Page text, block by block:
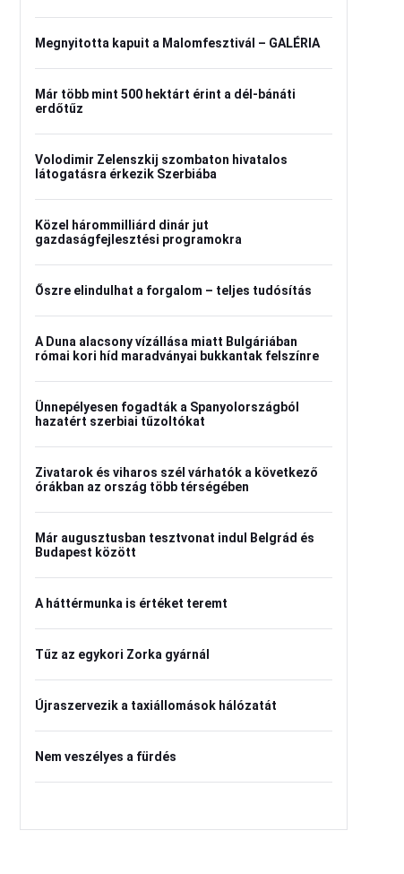
Megnyitotta kapuit a Malomfesztivál – GALÉRIA
Már több mint 500 hektárt érint a dél-bánáti
erdőtűz
Volodimir Zelenszkij szombaton hivatalos
látogatásra érkezik Szerbiába
Közel hárommilliárd dinár jut
gazdaságfejlesztési programokra
Őszre elindulhat a forgalom – teljes tudósítás
A Duna alacsony vízállása miatt Bulgáriában
római kori híd maradványai bukkantak felszínre
Ünnepélyesen fogadták a Spanyolországból
hazatért szerbiai tűzoltókat
Zivatarok és viharos szél várhatók a következő
órákban az ország több térségében
Már augusztusban tesztvonat indul Belgrád és
Budapest között
A háttérmunka is értéket teremt
Tűz az egykori Zorka gyárnál
Újraszervezik a taxiállomások hálózatát
Nem veszélyes a fürdés